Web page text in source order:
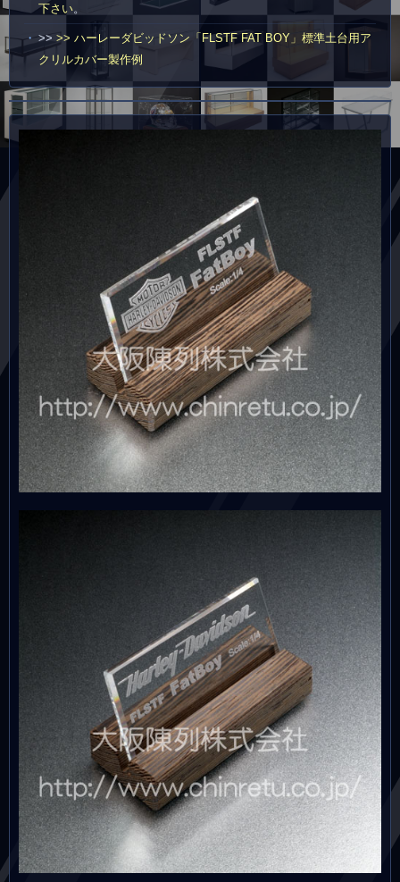
下さい。
>> >> ハーレーダビッドソン「FLSTF FAT BOY」標準土台用ア
クリルカバー製作例